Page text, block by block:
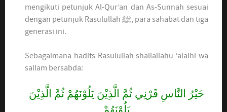
mengikuti petunjuk Al-Qur’an dan As-Sunnah sesuai
dengan petunjuk Rasulullah ﷺ, para sahabat dan tiga
generasi ini.
Sebagaimana hadits Rasulullah shallallahu ‘alaihi wa
sallam bersabda:
خَيْرُ النَّاسِ قَرْنِي ثُمَّ الَّذِيْنَ يَلُوْنَهُمْ ثُمَّ الَّذِيْنَ
يَلُوْنَهُمْ